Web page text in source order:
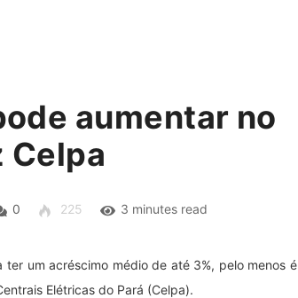
aumentar no
Celpa
0 225 3 minutes read
um acréscimo médio de até 3%, pelo menos é
Elétricas do Pará (Celpa).